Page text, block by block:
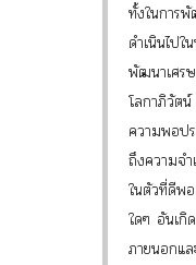
ทั้งในการพั
ดำเนินไปใ
พัฒนาเศร
โลกาภิวัต
ความพอป
ถึงความจ
ในตัวที่ดีพ
ใดๆ อันเกิ
ภายนอกแ